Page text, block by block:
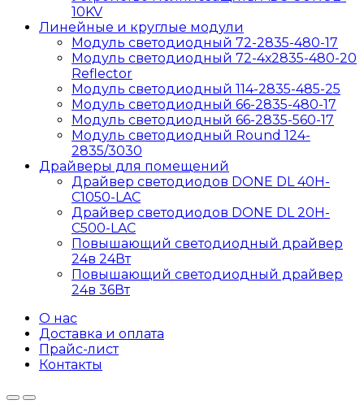
10KV
Линейные и круглые модули
Модуль светодиодный 72-2835-480-17
Модуль светодиодный 72-4х2835-480-20
Reflector
Модуль светодиодный 114-2835-485-25
Модуль светодиодный 66-2835-480-17
Модуль светодиодный 66-2835-560-17
Модуль светодиодный Round 124-
2835/3030
Драйверы для помещений
Драйвер светодиодов DONE DL 40H-
C1050-LAC
Драйвер светодиодов DONE DL 20H-
C500-LAC
Повышающий светодиодный драйвер
24в 24Вт
Повышающий светодиодный драйвер
24в 36Вт
О нас
Доставка и оплата
Прайс-лист
Контакты